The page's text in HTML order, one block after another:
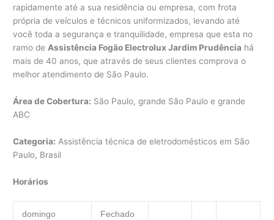
rapidamente até a sua residência ou empresa, com frota
própria de veículos e técnicos uniformizados, levando até
você toda a segurança e tranquilidade, empresa que esta no
ramo de Assistência Fogão Electrolux Jardim Prudência há
mais de 40 anos, que através de seus clientes comprova o
melhor atendimento de São Paulo.
Área de Cobertura: São Paulo, grande São Paulo e grande
ABC
Categoria: Assistência técnica de eletrodomésticos em São
Paulo, Brasil
Horários
domingo Fechado